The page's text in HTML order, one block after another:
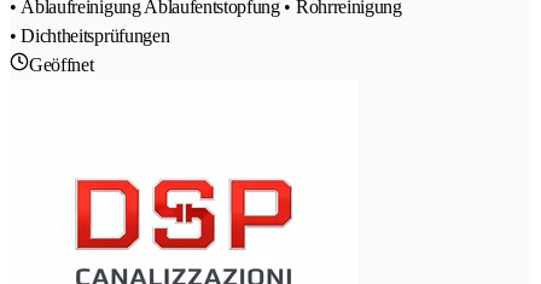
• Ablaufreinigung Ablaufentstopfung • Rohrreinigung
• Dichtheitsprüfungen
Geöffnet